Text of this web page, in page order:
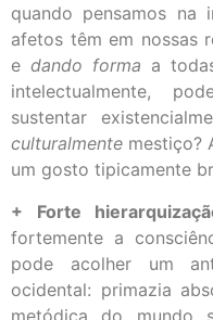
quando pensamos
afetos têm em nossas
e dando forma a
intelectualmente,
sustentar
culturalmente mestiço?
um gosto tipicamente
+ Forte
fortemente a
pode acolher um
ocidental: primazia
metódica do mundo